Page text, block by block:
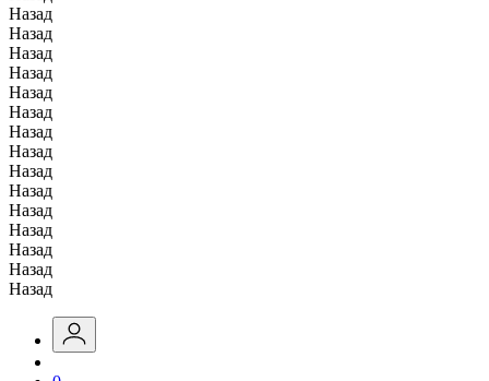
Назад
Назад
Назад
Назад
Назад
Назад
Назад
Назад
Назад
Назад
Назад
Назад
Назад
Назад
Назад